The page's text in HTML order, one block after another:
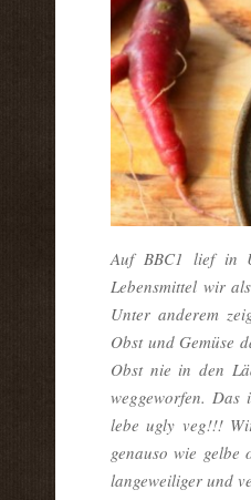
Auf BBC1 lief in
Lebensmittel wir
Unter anderem
Obst und Gemüse
Obst nie in den
weggeworfen. Das
lebe ugly veg!!!
genauso wie
langeweiliger und